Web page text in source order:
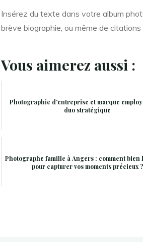
Insérez du texte dans votre album
brève biographie, ou même de
Vous aimerez aussi :
Photographie d’entreprise et marque
duo stratégique
Photographe famille à Angers : comment
pour capturer vos moments précieux ?